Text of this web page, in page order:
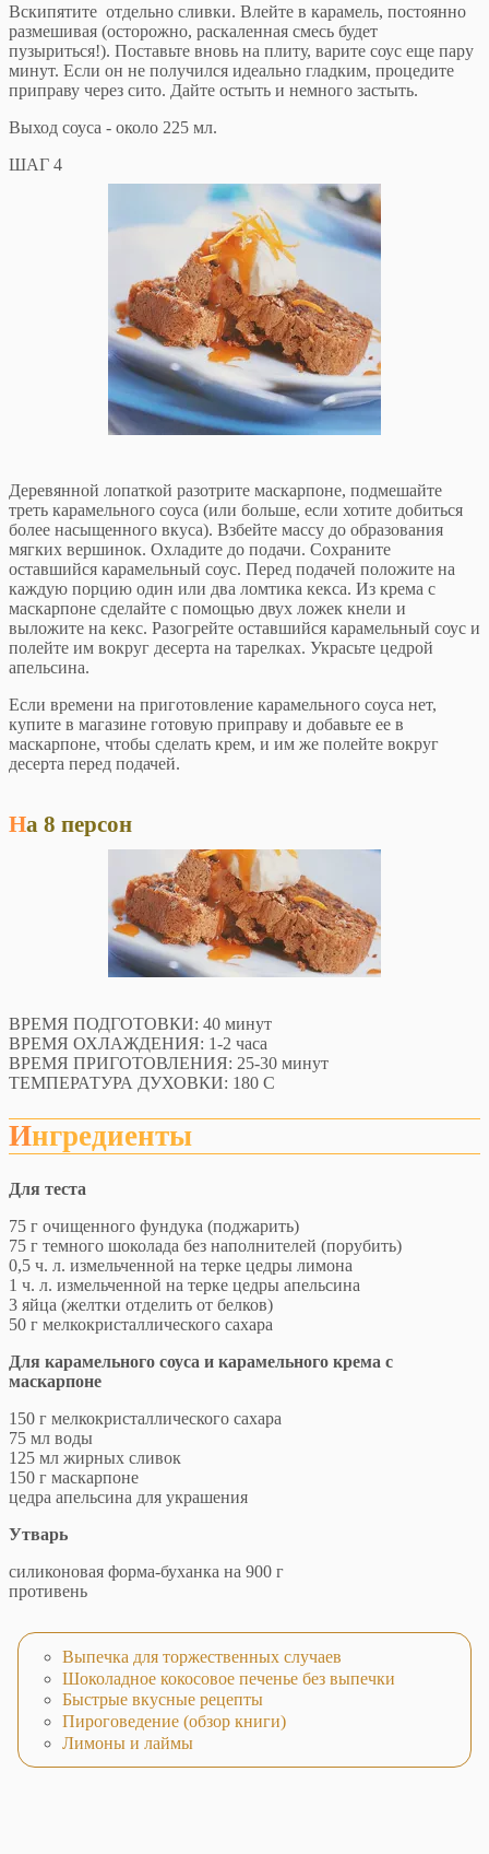
Вскипятите отдельно сливки. Влейте в карамель, постоянно
размешивая (осторожно, раскаленная смесь будет
пузыриться!). Поставьте вновь на плиту, варите соус еще пару
минут. Если он не получился идеально гладким, процедите
приправу через сито. Дайте остыть и немного застыть.
Выход соуса - около 225 мл.
ШАГ 4
Деревянной лопаткой разотрите маскарпоне, подмешайте
треть карамельного соуса (или больше, если хотите добиться
более насыщенного вкуса). Взбейте массу до образования
мягких вершинок. Охладите до подачи. Сохраните
оставшийся карамельный соус. Перед подачей положите на
каждую порцию один или два ломтика кекса. Из крема с
маскарпоне сделайте с помощью двух ложек кнели и
выложите на кекс. Разогрейте оставшийся карамельный соус и
полейте им вокруг десерта на тарелках. Украсьте цедрой
апельсина.
Если времени на приготовление карамельного соуса нет,
купите в магазине готовую приправу и добавьте ее в
маскарпоне, чтобы сделать крем, и им же полейте вокруг
десерта перед подачей.
На 8 персон
ВРЕМЯ ПОДГОТОВКИ: 40 минут
ВРЕМЯ ОХЛАЖДЕНИЯ: 1-2 часа
ВРЕМЯ ПРИГОТОВЛЕНИЯ: 25-30 минут
ТЕМПЕРАТУРА ДУХОВКИ: 180 С
Ингредиенты
Для теста
75 г очищенного фундука (поджарить)
75 г темного шоколада без наполнителей (порубить)
0,5 ч. л. измельченной на терке цедры лимона
1 ч. л. измельченной на терке цедры апельсина
3 яйца (желтки отделить от белков)
50 г мелкокристаллического сахара
Для карамельного соуса и карамельного крема с
маскарпоне
150 г мелкокристаллического сахара
75 мл воды
125 мл жирных сливок
150 г маскарпоне
цедра апельсина для украшения
Утварь
силиконовая форма-буханка на 900 г
противень
Выпечка для торжественных случаев
Шоколадное кокосовое печенье без выпечки
Быстрые вкусные рецепты
Пироговедение (обзор книги)
Лимоны и лаймы